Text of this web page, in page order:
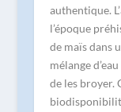
authentique.
l’époque
de maïs dans
mélange
de les broyer.